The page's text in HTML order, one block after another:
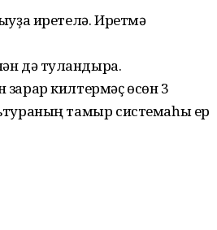
иретелә. Иретмә
дә туҡландыра.
килтермәҫ өсөн 3
тамыр системаһы ер